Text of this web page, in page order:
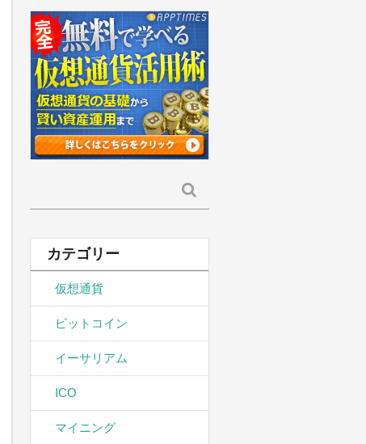
索:
カテゴリー
仮想通貨
ビットコイン
イーサリアム
ICO
マイニング